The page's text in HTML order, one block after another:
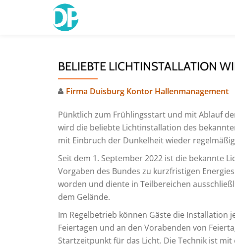
BELIEBTE LICHTINSTALLATION
Firma Duisburg Kontor Hallenmanagement
Pünktlich zum Frühlingsstart und mit Ablauf
wird die beliebte Lichtinstallation des
mit Einbruch der Dunkelheit wieder
Seit dem 1. September 2022 ist die bekannte
Vorgaben des Bundes zu kurzfristigen
worden und diente in Teilbereichen
dem Gelände.
Im Regelbetrieb können Gäste die Installation
Feiertagen und an den Vorabenden von
Startzeitpunkt für das Licht. Die Technik ist